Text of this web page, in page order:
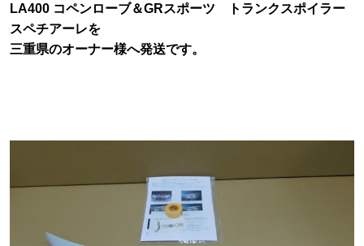
LA400 コペンローブ＆GRスポーツ トランクスポイラー
スペチアーレを
三重県のオーナー様へ発送です。